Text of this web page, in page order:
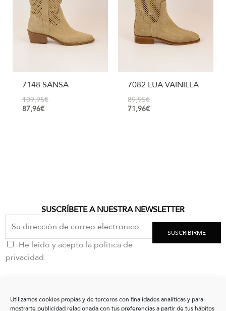
Utilizamos cookies propias y de terceros con finalidades analíticas y para
mostrarte publicidad relacionada con tus preferencias a partir de tus hábitos
7148 SANSA
109,95€
87,96€
7082 LUA VAINILLA
89,95€
71,96€
SUSCRÍBETE A NUESTRA NEWSLETTER
He leído y acepto la política de
privacidad.
SUSCRIBIRME
clientes@vxshoes.com